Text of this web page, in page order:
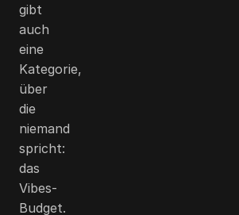
gibt
auch
eine
Kategorie,
über
die
niemand
spricht:
das
Vibes-
Budget.